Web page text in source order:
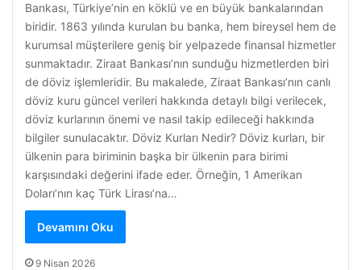
Bankası, Türkiye’nin en köklü ve en büyük bankalarından
biridir. 1863 yılında kurulan bu banka, hem bireysel hem de
kurumsal müşterilere geniş bir yelpazede finansal hizmetler
sunmaktadır. Ziraat Bankası’nın sunduğu hizmetlerden biri
de döviz işlemleridir. Bu makalede, Ziraat Bankası’nın canlı
döviz kuru güncel verileri hakkında detaylı bilgi verilecek,
döviz kurlarının önemi ve nasıl takip edileceği hakkında
bilgiler sunulacaktır. Döviz Kurları Nedir? Döviz kurları, bir
ülkenin para biriminin başka bir ülkenin para birimi
karşısındaki değerini ifade eder. Örneğin, 1 Amerikan
Doları’nın kaç Türk Lirası’na…
Devamını Oku
9 Nisan 2026